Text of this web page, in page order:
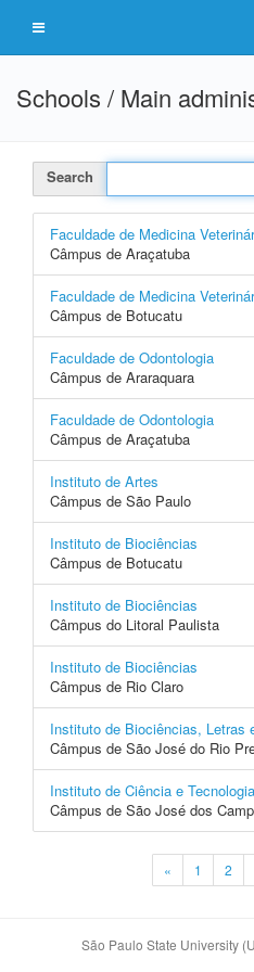
Schools / Main
Search
Faculdade de Medicina
Câmpus de Araçatuba
Faculdade de Medicina
Câmpus de Botucatu
Faculdade de Odontologia
Câmpus de Araraquara
Faculdade de Odontologia
Câmpus de Araçatuba
Instituto de Artes
Câmpus de São Paulo
Instituto de Biociências
Câmpus de Botucatu
Instituto de Biociências
Câmpus do Litoral Paulista
Instituto de Biociências
Câmpus de Rio Claro
Instituto de Biociências, Letras
Câmpus de São José do Rio
Instituto de Ciência e Tecnologia
Câmpus de São José dos
« 1 2
São Paulo State University